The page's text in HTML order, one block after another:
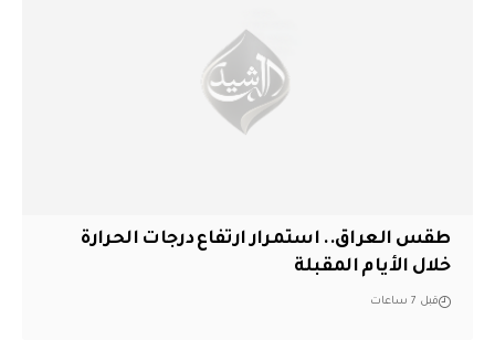
طقس العراق.. استمرار ارتفاع درجات الحرارة
خلال الأيام المقبلة
قبل 7 ساعات